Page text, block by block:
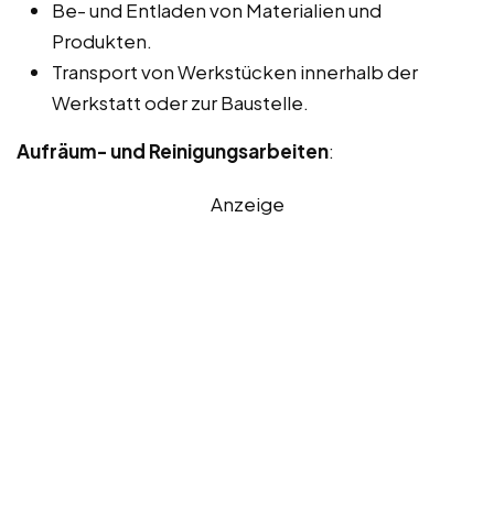
Be- und Entladen von Materialien und
Produkten.
Transport von Werkstücken innerhalb der
Werkstatt oder zur Baustelle.
Aufräum- und Reinigungsarbeiten:
Anzeige